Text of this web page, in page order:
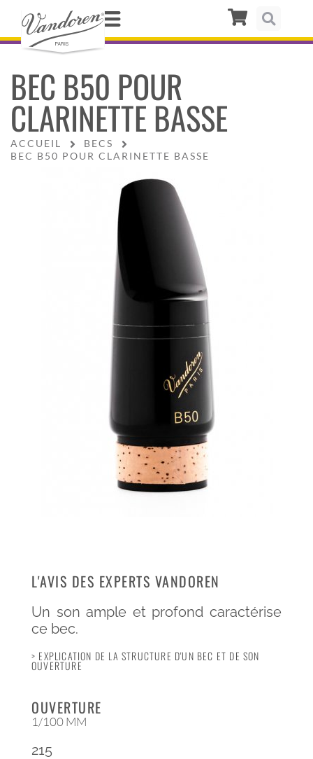
BEC B50 POUR
CLARINETTE BASSE
ACCUEIL
BECS
BEC B50 POUR CLARINETTE BASSE
L'AVIS DES EXPERTS VANDOREN
Un son ample et profond caractérise
ce bec.
> EXPLICATION DE LA STRUCTURE D'UN BEC ET DE SON
OUVERTURE
OUVERTURE
1/100 MM
215